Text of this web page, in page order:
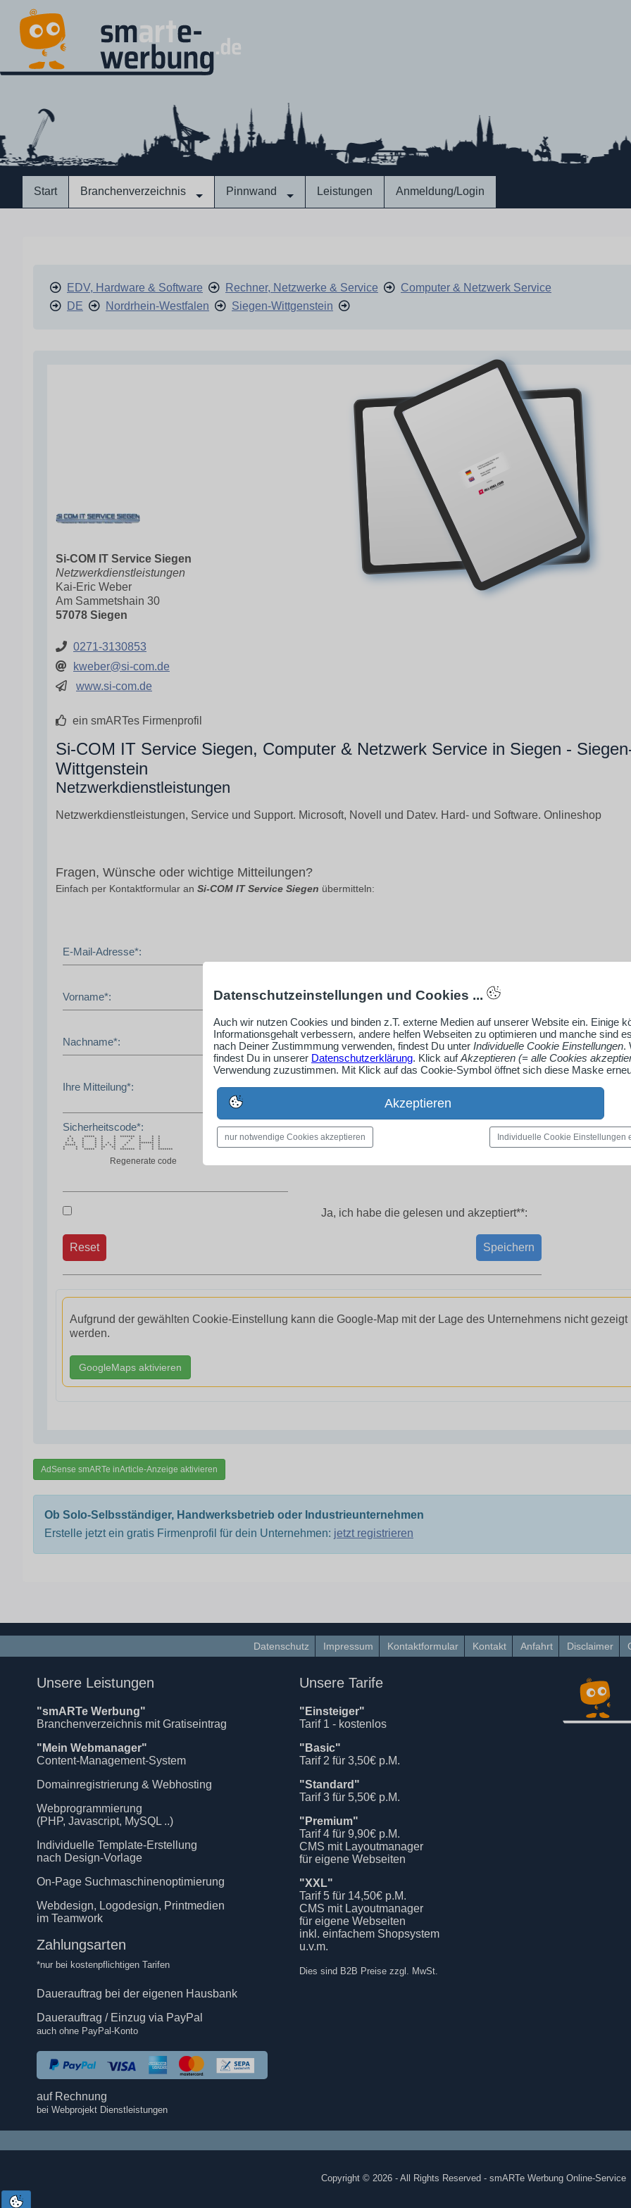
Start Branchenverzeichnis Pinnwand Leistungen Anmeldung/Login
EDV, Hardware & Software Rechner, Netzwerke & Service
Computer & Netzwerk Service
DE
Nordrhein-Westfalen Siegen-Wittgenstein
Si-COM IT Service Siegen
Netzwerkdienstleistungen
Kai-Eric Weber
Am Sammetshain 30
57078 Siegen
0271-3130853
kweber@si-com.de
www.si-com.de
ein smARTes Firmenprofil
Si-COM IT Service Siegen, Computer & Netzwerk Service in Siegen -
Wittgenstein
Netzwerkdienstleistungen
Netzwerkdienstleistungen, Service und Support. Microsoft, Novell und Datev. Hard- und Software. Onlineshop
Fragen, Wünsche oder wichtige Mitteilungen?
Einfach per Kontaktformular an Si-COM IT Service Siegen übermitteln:
E-Mail-Adresse*:
Vorname*:
Nachname*:
Ihre Mitteilung*:
Sicherheitscode*:
* ***** * * ******* * * *
* * * * * * * * * *
* * * * * * * * * *
* * * * * * * * ******* *
***** * * * * * * * * * *
* * * * ** ** * * * *
* * ***** * * ******* * * *******
Regenerate code
Ja, ich habe die gelesen und akzeptiert**:
Speichern
Reset
Aufgrund der gewählten Cookie-Einstellung kann die Google-Map mit der Lage des Unternehmens nicht gezeigt
werden.
GoogleMaps aktivieren
AdSense smARTe inArticle-Anzeige aktivieren
Ob Solo-Selbsständiger, Handwerksbetrieb oder Industrieunternehmen
Erstelle jetzt ein gratis Firmenprofil für dein Unternehmen: jetzt registrieren
Datenschutz Impressum Kontaktformular Kontakt Anfahrt Disclaimer
Unsere Leistungen
"smARTe Werbung"
Branchenverzeichnis mit Gratiseintrag
"Mein Webmanager"
Content-Management-System
Domainregistrierung & Webhosting
Webprogrammierung
(PHP, Javascript, MySQL ..)
Individuelle Template-Erstellung
nach Design-Vorlage
On-Page Suchmaschinenoptimierung
Webdesign, Logodesign, Printmedien
im Teamwork
Zahlungsarten
*nur bei kostenpflichtigen Tarifen
Dauerauftrag bei der eigenen Hausbank
Dauerauftrag / Einzug via PayPal
auch ohne PayPal-Konto
auf Rechnung
bei Webprojekt Dienstleistungen
Unsere Tarife
"Einsteiger"
Tarif 1 - kostenlos
"Basic"
Tarif 2 für 3,50€ p.M.
"Standard"
Tarif 3 für 5,50€ p.M.
"Premium"
Tarif 4 für 9,90€ p.M.
CMS mit Layoutmanager
für eigene Webseiten
"XXL"
Tarif 5 für 14,50€ p.M.
CMS mit Layoutmanager
für eigene Webseiten
inkl. einfachem Shopsystem
u.v.m.
Dies sind B2B Preise zzgl. MwSt.
Copyright © 2026 - All Rights Reserved - smARTe Werbung Online-Service
Datenschutzeinstellungen und Cookies ...
Auch wir nutzen Cookies und binden z.T. externe Medien auf unserer Website ein. Einige
Informationsgehalt verbessern, andere helfen Webseiten zu optimieren und manche sind
nach Deiner Zustimmmung verwenden, findest Du unter Individuelle Cookie Einstellungen.
findest Du in unserer Datenschutzerklärung. Klick aufAkzeptieren (= alle Cookies
Verwendung zuzustimmen. Mit Klick auf das Cookie-Symbol öffnet sich diese Maske
Akzeptieren
nur notwendige Cookies akzeptieren Individuelle Cookie Einstellungen